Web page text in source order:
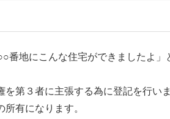
地にこんな住宅ができましたよ」
第３者に主張する為に登記を行いま
有になります。